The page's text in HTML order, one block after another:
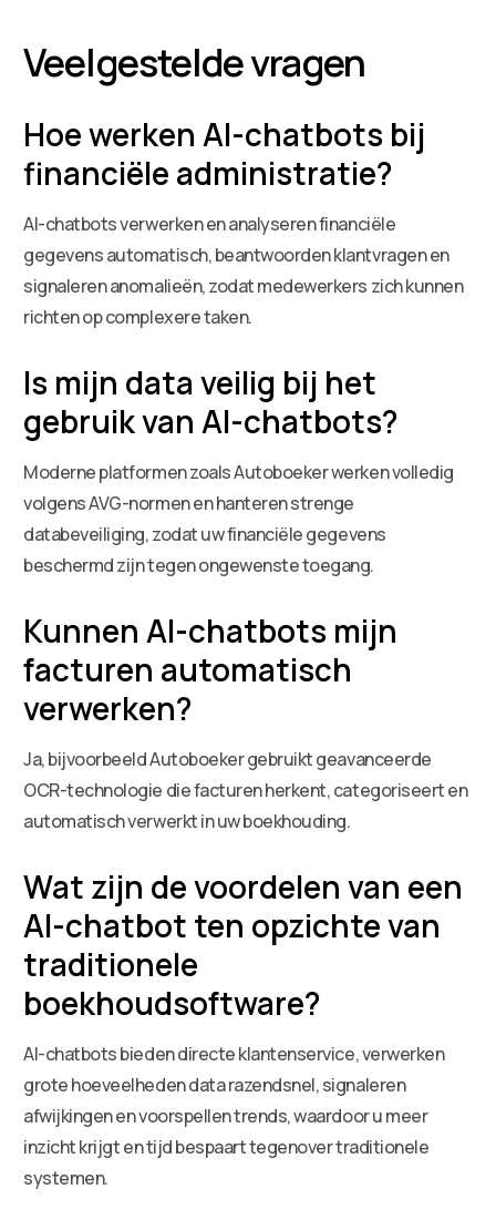
Veelgestelde vragen
Hoe werken AI-chatbots bij
financiële administratie?
AI-chatbots verwerken en analyseren financiële
gegevens automatisch, beantwoorden klantvragen en
signaleren anomalieën, zodat medewerkers zich kunnen
richten op complexere taken.
Is mijn data veilig bij het
gebruik van AI-chatbots?
Moderne platformen zoals Autoboeker werken volledig
volgens AVG-normen en hanteren strenge
databeveiliging, zodat uw financiële gegevens
beschermd zijn tegen ongewenste toegang.
Kunnen AI-chatbots mijn
facturen automatisch
verwerken?
Ja, bijvoorbeeld Autoboeker gebruikt geavanceerde
OCR-technologie die facturen herkent, categoriseert en
automatisch verwerkt in uw boekhouding.
Wat zijn de voordelen van een
AI-chatbot ten opzichte van
traditionele
boekhoudsoftware?
AI-chatbots bieden directe klantenservice, verwerken
grote hoeveelheden data razendsnel, signaleren
afwijkingen en voorspellen trends, waardoor u meer
inzicht krijgt en tijd bespaart tegenover traditionele
systemen.